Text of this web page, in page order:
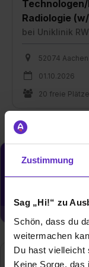
Zustimmung
Sag „Hi!“ zu
Schön, dass du
weitermachen
Du hast vielleicht
Keine Sorge,
Radiologie
bei Uniklinik
52074 Aachen
01.10.2026
20 freie Plätze
Du möchtest
zugeschickt